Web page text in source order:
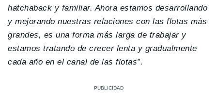
hatchaback y familiar. Ahora estamos desarrollando
y mejorando nuestras relaciones con las flotas más
grandes, es una forma más larga de trabajar y
estamos tratando de crecer lenta y gradualmente
cada año en el canal de las flotas”.